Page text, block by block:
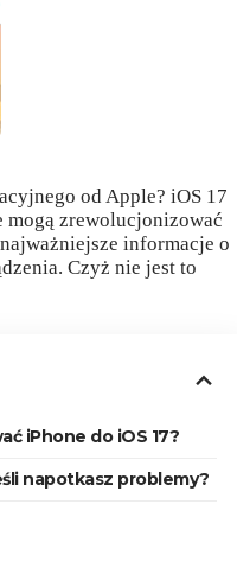
od Apple? iOS 17
mogą zrewolucjonizować
informacje o
Czyż nie jest to
iPhone do iOS 17?
napotkasz problemy?